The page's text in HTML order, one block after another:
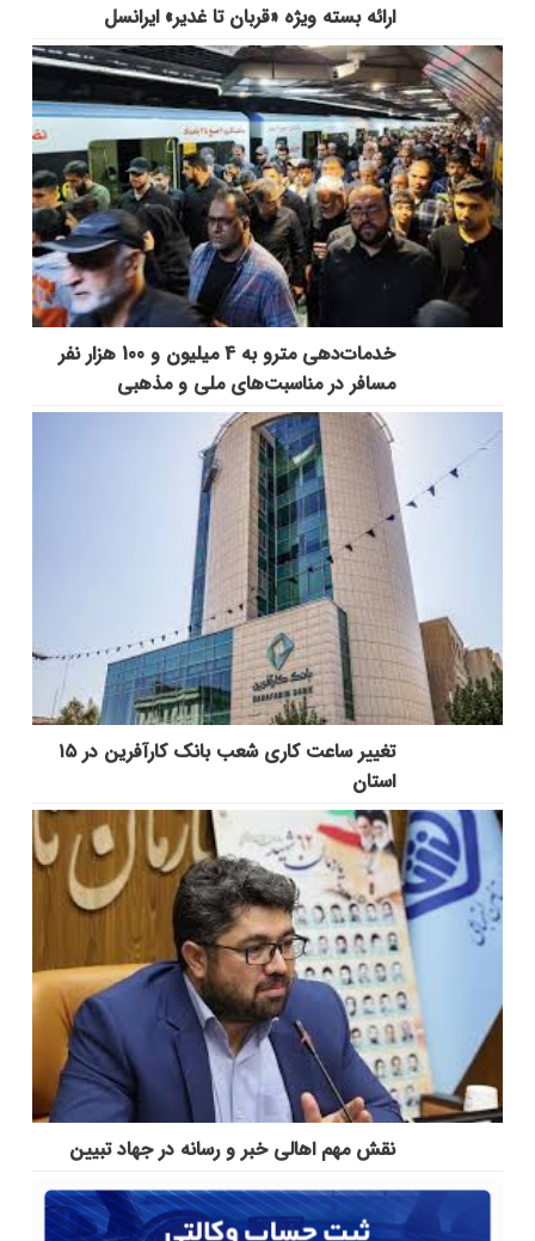
ارائه بسته ویژه «قربان تا غدیر» ایرانسل
خدمات‌دهي مترو به 4 ميليون و 100 هزار نفر
مسافر در مناسبت‌هاي ملي و مذهبي
تغییر ساعت کاری شعب بانک کارآفرین در ۱۵
استان
نقش مهم اهالی خبر و رسانه در جهاد تبیین